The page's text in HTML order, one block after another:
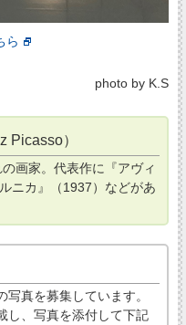
ら
photo by K.S
Picasso）
画家。代表作に『アヴィ
ニカ』（1937）などがあ
真を募集しています。
し、写真を添付して下記